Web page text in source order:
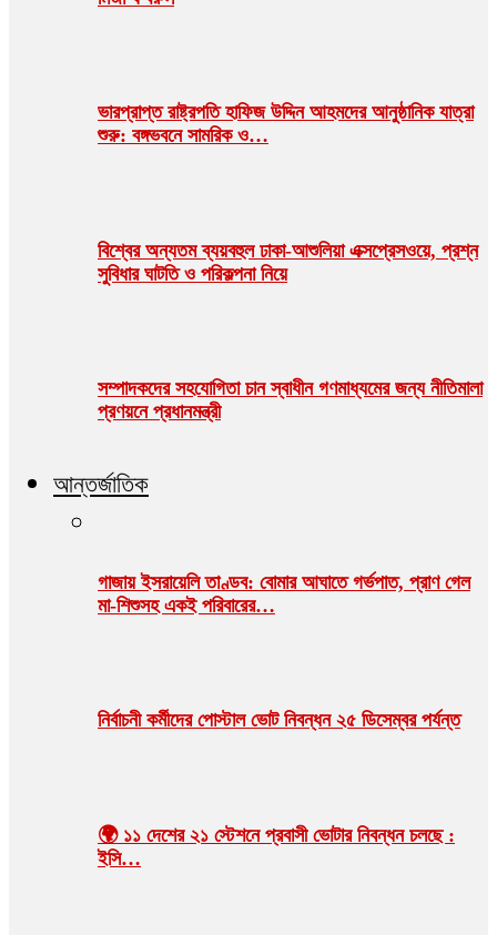
ভারপ্রাপ্ত রাষ্ট্রপতি হাফিজ উদ্দিন আহমদের আনুষ্ঠানিক যাত্রা
শুরু: বঙ্গভবনে সামরিক ও…
বিশ্বের অন্যতম ব্যয়বহুল ঢাকা-আশুলিয়া এক্সপ্রেসওয়ে, প্রশ্ন
সুবিধার ঘাটতি ও পরিকল্পনা নিয়ে
সম্পাদকদের সহযোগিতা চান স্বাধীন গণমাধ্যমের জন্য নীতিমালা
প্রণয়নে প্রধানমন্ত্রী
আন্তর্জাতিক
গাজায় ইসরায়েলি তাণ্ডব: বোমার আঘাতে গর্ভপাত, প্রাণ গেল
মা-শিশুসহ একই পরিবারের…
নির্বাচনী কর্মীদের পোস্টাল ভোট নিবন্ধন ২৫ ডিসেম্বর পর্যন্ত
🌍 ১১ দেশের ২১ স্টেশনে প্রবাসী ভোটার নিবন্ধন চলছে :
ইসি…